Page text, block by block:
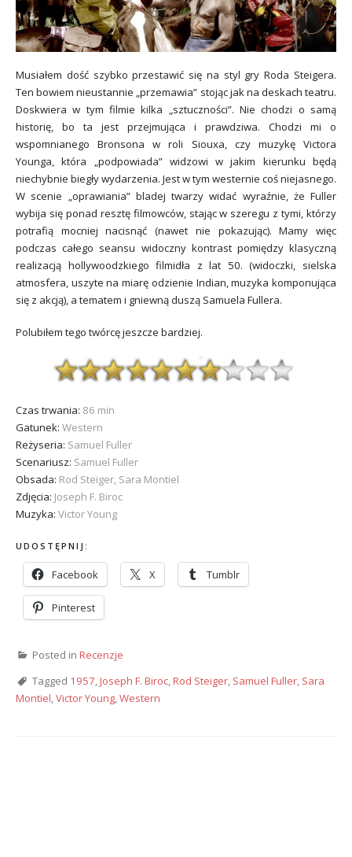
Musiałem dość szybko przestawić się na styl gry Roda Steigera.
Ten bowiem nieustannie „przemawia” stojąc jak na deskach teatru.
Doskwiera w tym filmie kilka „sztuczności”. Nie chodzi o samą
historię, bo ta jest przejmująca i prawdziwa. Chodzi mi o
wspomnianego Bronsona w roli Siouxa, czy muzykę Victora
Younga, która „podpowiada” widzowi w jakim kierunku będą
niechybnie biegły wydarzenia. Jest w tym westernie coś niejasnego.
W scenie „oprawiania” bladej twarzy widać wyraźnie, że Fuller
wybija się ponad resztę filmowców, stając w szeregu z tymi, którzy
potrafią mocniej nacisnąć (nawet nie pokazując).Mamy więc
podczas całego seansu widoczny kontrast pomiędzy klasyczną
realizacją hollywoodzkiego filmidła z lat 50. (widoczki, sielska
atmosfera, uszyte na miarę odzienie Indian, muzyka komponująca
się z akcją), a tematem i gniewną duszą Samuela Fullera.
Polubiłem tego twórcę jeszcze bardziej.
Czas trwania: 86 min
Gatunek: Western
Reżyseria: Samuel Fuller
Scenariusz: Samuel Fuller
Obsada: Rod Steiger, Sara Montiel
Zdjęcia: Joseph F. Biroc
Muzyka: Victor Young
UDOSTĘPNIJ:
Facebook X Tumblr
Pinterest
Posted in Recenzje
Tagged 1957 Joseph F. Biroc Rod Steiger Samuel Fuller Sara
Montiel Victor Young Western